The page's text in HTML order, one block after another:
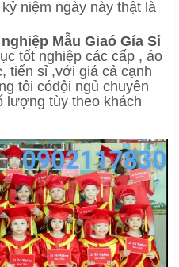
niệm ngày này thật là
ệp Mẫu Giaó Gía Sỉ
tốt nghiệp các cấp , áo
tiến sỉ ,với giá cả cạnh
tôi cóđội ngủ chuyên
lượng tùy theo khách